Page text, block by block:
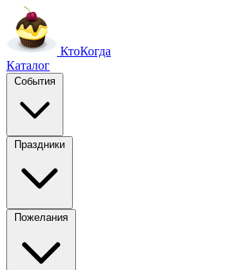
КтоКогда
Каталог
События
Праздники
Пожелания